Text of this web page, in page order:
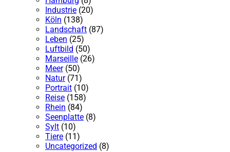
Industrie (20)
Köln (138)
Landschaft (87)
Leben (25)
Luftbild (50)
Marseille (26)
Meer(50)
Natur(71)
Portrait (10)
Reise (158)
Rhein (84)
Seenplatte (8)
Sylt (10)
Tiere (11)
Uncategorized (8)